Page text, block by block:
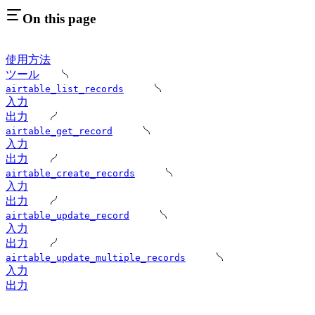
On this page
使用方法
ツール
airtable_list_records
入力
出力
airtable_get_record
入力
出力
airtable_create_records
入力
出力
airtable_update_record
入力
出力
airtable_update_multiple_records
入力
出力